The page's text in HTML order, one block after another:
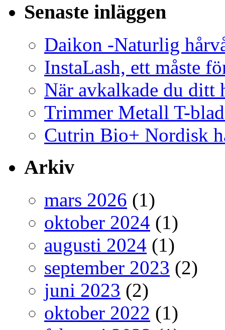
Senaste inläggen
Daikon -Naturlig
InstaLash, ett måste
När avkalkade du ditt
Trimmer Metall T-
Cutrin Bio+ Nordisk
Arkiv
mars 2026 (1)
oktober 2024 (1)
augusti 2024 (1)
september 2023 (2)
juni 2023 (2)
oktober 2022 (1)